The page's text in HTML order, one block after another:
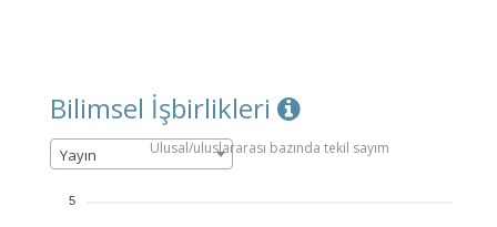
Bilimsel İşbirlikleri
Yayın Ulusal/uluslararası bazında tekil sayım
5